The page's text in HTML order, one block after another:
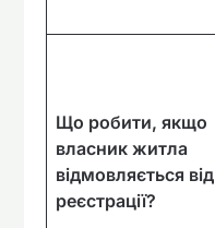
Що робити, якщо
власник житла
відмовляється від
реєстрації?